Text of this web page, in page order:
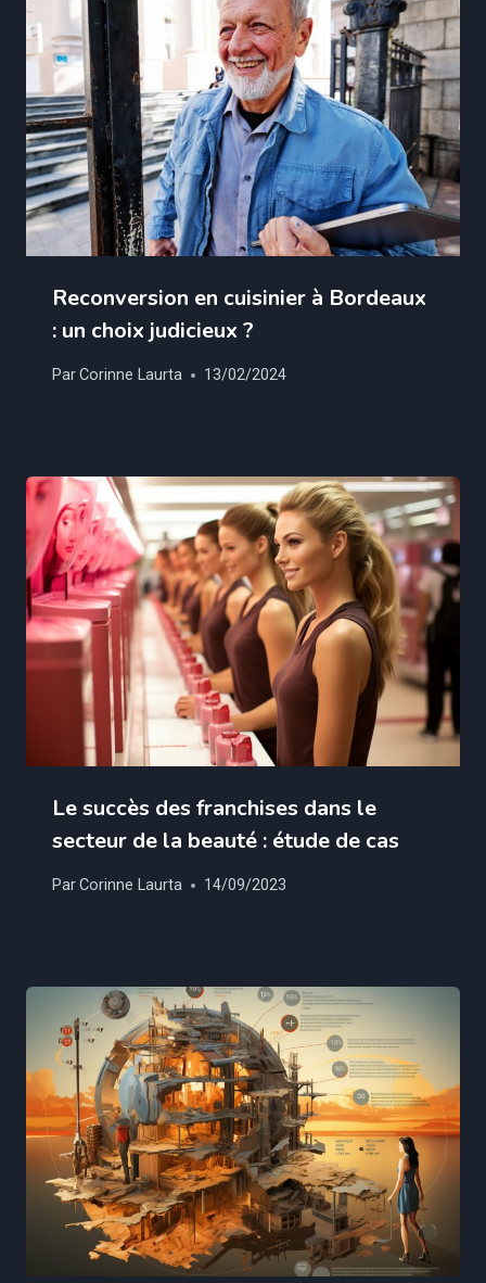
Reconversion en cuisinier à Bordeaux
: un choix judicieux ?
ParCorinne Laurta 13/02/2024
Le succès des franchises dans le
secteur de la beauté : étude de cas
ParCorinne Laurta 14/09/2023